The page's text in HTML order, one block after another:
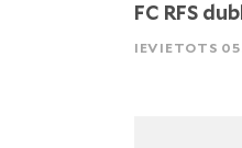
FC RFS
IEVIETOTS